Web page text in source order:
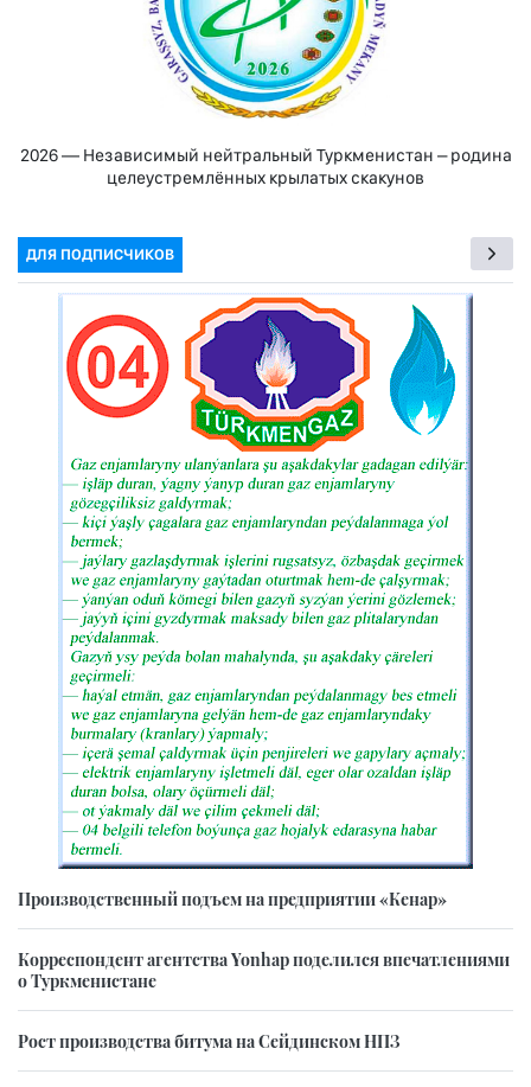
2026 — Независимый нейтральный Туркменистан – родина
целеустремлённых крылатых скакунов
ДЛЯ ПОДПИСЧИКОВ
Производственный подъем на предприятии «Кенар»
Корреспондент агентства Yonhap поделился впечатлениями
о Туркменистане
Рост производства битума на Сейдинском НПЗ